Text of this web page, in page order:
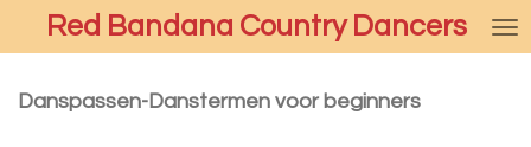
direct
de
Red Bandana Country Dancers
Danspassen-Danstermen voor beginners